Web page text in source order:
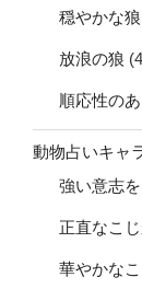
穏やかな狼
放浪の狼
順応性の
動物占いキ
強い意志
正直なこ
華やかな